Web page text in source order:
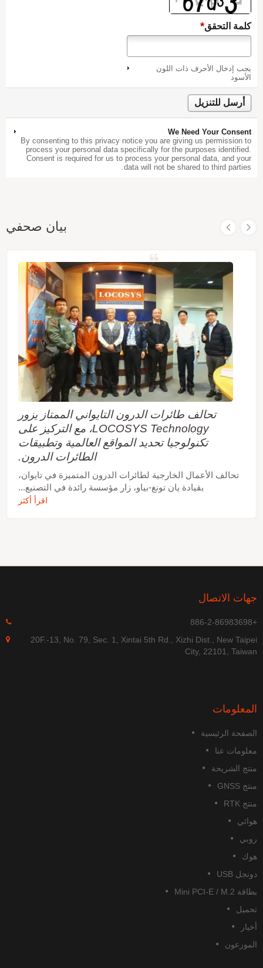
كلمة التحقق*
يجب إدخال الأحرف ذات اللون
الأسود
We Need Your Consent
By consenting to this privacy notice you are giving us permission to
process your personal data specifically for the purposes identified.
Consent is required for us to process your personal data, and your
data will not be shared to third parties.
بيان صحفي
تحالف طائرات الدرون التايواني الممتاز يزور
LOCOSYS Technology، مع التركيز على
تكنولوجيا تحديد المواقع العالمية وتطبيقات
الطائرات الدرون.
تحالف الأعمال الخارجية لطائرات الدرون المتميزة في تايوان،
بقيادة يان تونغ-بياو، زار مؤسسة رائدة في التصنيع...
اقرأ أكثر
جهات الاتصال
+886-2-86983698
20F.-13, No. 79, Sec. 1, Xintai 5th Rd., Xizhi Dist., New Taipei
City, 22101, Taiwan
المعلومات
الصفحة الرئيسية
معلومات عنا
منتج الشريحة
منتج GNSS
منتج RTK
هوائي
روبي
هوك
دونجل USB
بطاقة Mini PCI-E / M.2
تحميل
أخبار
الموزعون